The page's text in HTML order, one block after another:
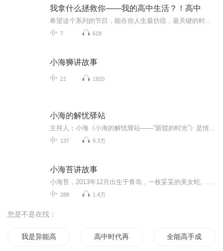
我拿什么拯救你——我的高中生活？！高中
7 618
小海狮讲故事
21 1920
小海的解忧驿站
137 9.3万
小海苔讲故事
288 1.4万
您是不是在找：
我是异能高手 高中时代再见了 全能高手成长记